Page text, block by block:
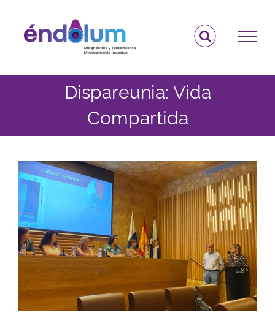
contenido
Dispareunia: Vida
Compartida